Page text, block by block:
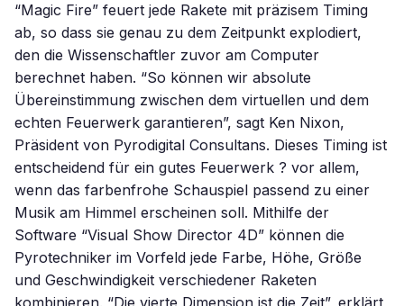
“Magic Fire” feuert jede Rakete mit präzisem Timing
ab, so dass sie genau zu dem Zeitpunkt explodiert,
den die Wissenschaftler zuvor am Computer
berechnet haben. “So können wir absolute
Übereinstimmung zwischen dem virtuellen und dem
echten Feuerwerk garantieren”, sagt Ken Nixon,
Präsident von Pyrodigital Consultans. Dieses Timing ist
entscheidend für ein gutes Feuerwerk ? vor allem,
wenn das farbenfrohe Schauspiel passend zu einer
Musik am Himmel erscheinen soll. Mithilfe der
Software “Visual Show Director 4D” können die
Pyrotechniker im Vorfeld jede Farbe, Höhe, Größe
und Geschwindigkeit verschiedener Raketen
kombinieren. “Die vierte Dimension ist die Zeit”, erklärt